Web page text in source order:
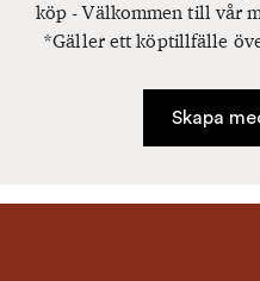
köp - Välkommen till vår
*Gäller ett köptillfälle
Skapa